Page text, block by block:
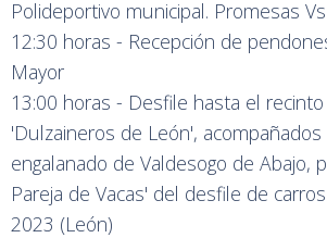
Polideportivo municipal. Promesas
12:30 horas - Recepción de
Mayor
13:00 horas - Desfile hasta el
'Dulzaineros de León',
engalanado de Valdesogo de Abajo,
Pareja de Vacas' del desfile de
2023 (León)